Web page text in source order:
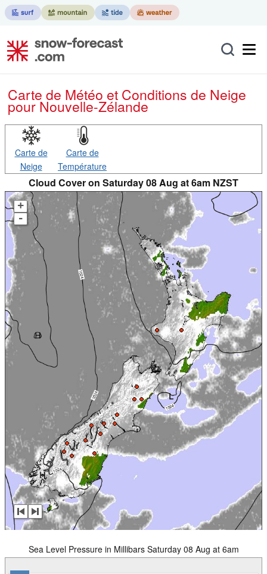
Carte de Météo et Conditions de Neige
pour Nouvelle-Zélande
Carte de
Neige
Carte de
Température
Cloud Cover on Saturday 08 Aug at 6am NZST
+
-
Sea Level Pressure in Millibars Saturday 08 Aug at 6am